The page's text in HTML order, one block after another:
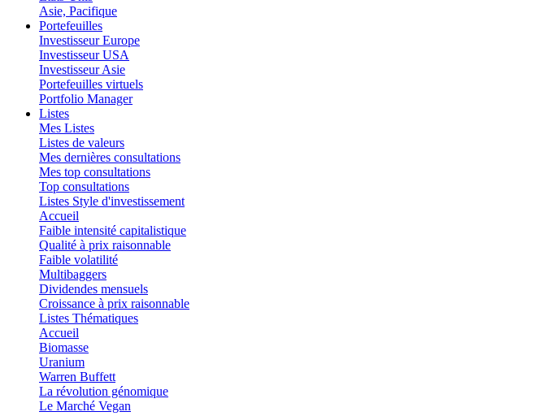
Asie, Pacifique
Portefeuilles
Investisseur Europe
Investisseur USA
Investisseur Asie
Portefeuilles virtuels
Portfolio Manager
Listes
Mes Listes
Listes de valeurs
Mes dernières consultations
Mes top consultations
Top consultations
Listes Style d'investissement
Accueil
Faible intensité capitalistique
Qualité à prix raisonnable
Faible volatilité
Multibaggers
Dividendes mensuels
Croissance à prix raisonnable
Listes Thématiques
Accueil
Biomasse
Uranium
Warren Buffett
La révolution génomique
Le Marché Vegan